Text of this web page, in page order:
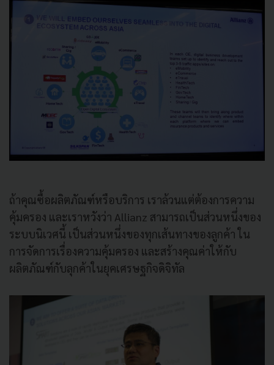
ถ้าคุณซื้อผลิตภัณฑ์หรือบริการ เราล้วนแต่ต้องการความ
คุ้มครอง และเราหวังว่า Allianz สามารถเป็นส่วนหนึ่งของ
ระบบนิเวศนี้ เป็นส่วนหนึ่งของทุกเส้นทางของลูกค้า ใน
การจัดการเรื่องความคุ้มครอง และสร้างคุณค่าให้กับ
ผลิตภัณฑ์กับลุกค้าในยุคเศรษฐกิจดิจิทัล